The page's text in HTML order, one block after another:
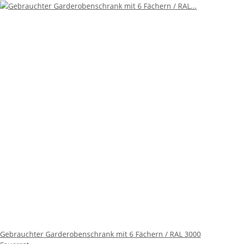
Gebrauchter Garderobenschrank mit 6 Fächern / RAL 3000